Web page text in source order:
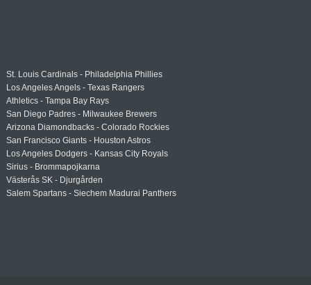
St. Louis Cardinals - Philadelphia Phillies
Los Angeles Angels - Texas Rangers
Athletics - Tampa Bay Rays
San Diego Padres - Milwaukee Brewers
Arizona Diamondbacks - Colorado Rockies
San Francisco Giants - Houston Astros
Los Angeles Dodgers - Kansas City Royals
Sirius - Brommapojkarna
Västerås SK - Djurgården
Salem Spartans - Siechem Madurai Panthers